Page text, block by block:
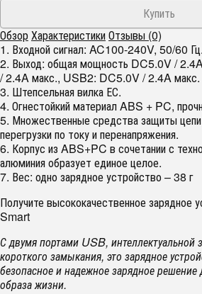
ОбзорХарактеристикиОтзывы (0)
1. Входной сигнал: AC100-240V, 50/60 Гц.
2. Выход: общая мощность DC5.0V /
/ 2.4A макс., USB2: DC5.0V / 2.4A макс.
3. Штепсельная вилка ЕС.
4. Огнестойкий материал ABS + PC,
5. Множественные средства защиты
перегрузки по току и перенапряжения.
6. Корпус из ABS+PC в сочетании с
алюминия образует единое целое.
7. Вес: одно зарядное устройство – 38 г
Получите высококачественное
Smart
С двумя портами USB, интеллектуальной
короткого замыкания, это зарядное
безопасное и надежное зарядное решение
образа жизни.